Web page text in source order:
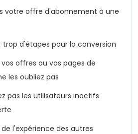
votre offre d'abonnement à une
trop d'étapes pour la conversion
vos offres ou vos pages de
les oubliez pas
pas les utilisateurs inactifs
de l'expérience des autres